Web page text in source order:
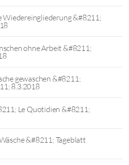
Wiedereingliederung &#8211;
ohne Arbeit &#8211;
gewaschen &#8211;
8.3.2018
Le Quotidien &#8211;
&#8211; Tageblatt